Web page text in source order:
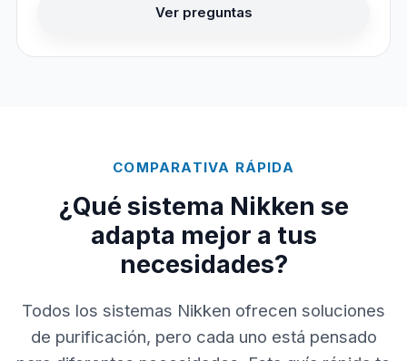
Ver preguntas
COMPARATIVA RÁPIDA
¿Qué sistema Nikken se
adapta mejor a tus
necesidades?
Todos los sistemas Nikken ofrecen soluciones
de purificación, pero cada uno está pensado